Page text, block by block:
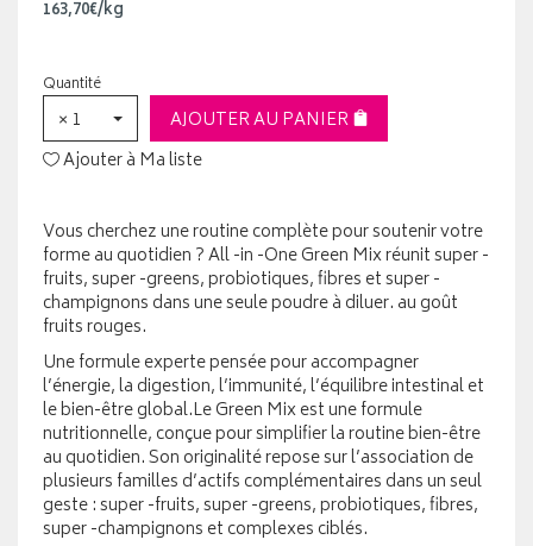
163,70€/kg
Quantité
× 1
AJOUTER AU PANIER
Ajouter à Ma liste
Vous cherchez une routine complète pour soutenir votre
forme au quotidien ? All -in -One Green Mix réunit super -
fruits, super -greens, probiotiques, fibres et super -
champignons dans une seule poudre à diluer. au goût
fruits rouges.
Une formule experte pensée pour accompagner
l’énergie, la digestion, l’immunité, l’équilibre intestinal et
le bien-être global.Le Green Mix est une formule
nutritionnelle, conçue pour simplifier la routine bien-être
au quotidien. Son originalité repose sur l’association de
plusieurs familles d’actifs complémentaires dans un seul
geste : super -fruits, super -greens, probiotiques, fibres,
super -champignons et complexes ciblés.